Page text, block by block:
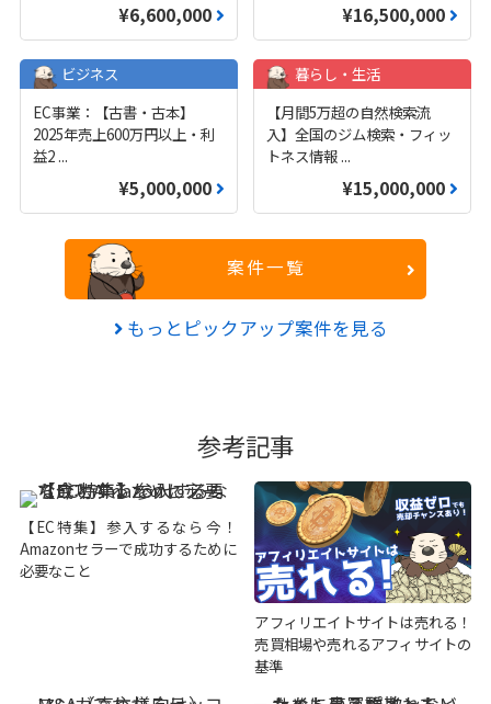
¥6,600,000 ¥16,500,000
ビジネス
EC事業：【古書・古本】
2025年売上600万円以上・利
益2 ...
¥5,000,000
暮らし・生活
【月間5万超の自然検索流
入】全国のジム検索・フィッ
トネス情報 ...
¥15,000,000
案件一覧
もっとピックアップ案件を見る
参考記事
【EC特集】参入するなら今！
Amazonセラーで成功するために
必要なこと
アフィリエイトサイトは売れる！
売買相場や売れるアフィサイトの
基準